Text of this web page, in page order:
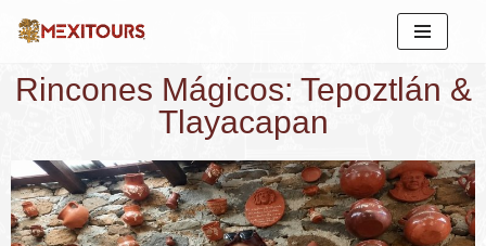
al
Rincones Mágicos: Tepoztlán &
Tlayacapan